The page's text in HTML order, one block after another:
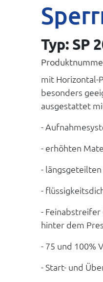
Typ: SP
mit Horizontal-
besonders
ausgestattet
-
- erhöhten
-
-
-
hinter dem
- 75 und 100%
- Start- und